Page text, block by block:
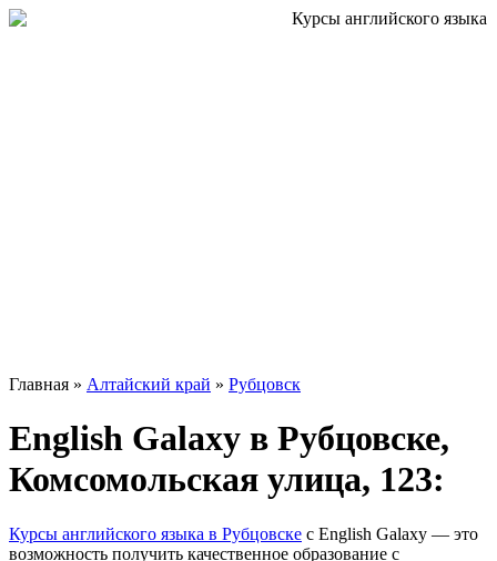
Главная » Алтайский край » Рубцовск
English Galaxy в Рубцовске,
Комсомольская улица, 123:
Курсы английского языка в Рубцовске с English Galaxy — это
возможность получить качественное образование с